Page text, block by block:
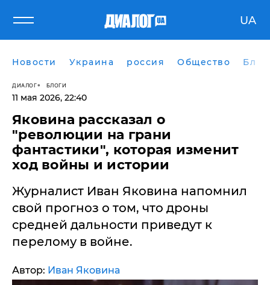
UA
Новости Украина россия Общество
ДИАЛОГ БЛОГИ
11 мая 2026, 22:40
Яковина рассказал о
"революции на грани
фантастики", которая изменит
ход войны и истории
Журналист Иван Яковина напомнил
свой прогноз о том, что дроны
средней дальности приведут к
перелому в войне.
Автор: Иван Яковина